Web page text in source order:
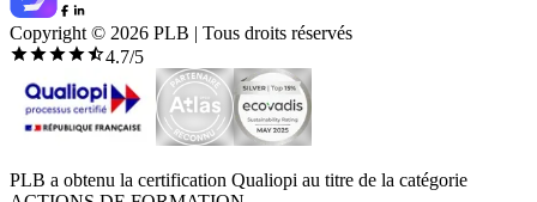
Copyright © 2026 PLB | Tous droits réservés
4.7/5
PLB a obtenu la certification Qualiopi au titre de la catégorie